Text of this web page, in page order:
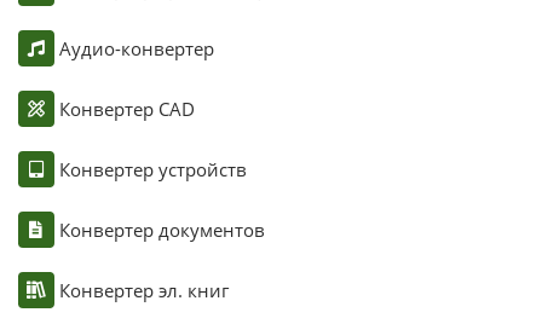
Аудио-конвертер
Конвертер CAD
Конвертер устройств
Конвертер документов
Конвертер эл. книг